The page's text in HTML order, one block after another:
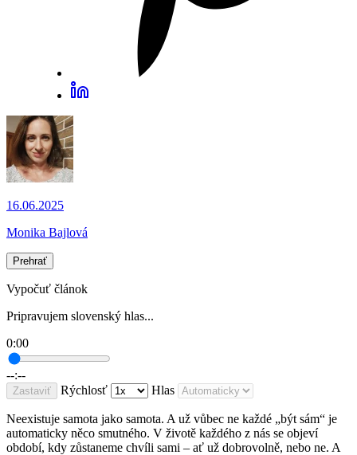
16.06.2025
Monika Bajlová
Prehrať
Vypočuť článok
Pripravujem slovenský hlas...
0:00
--:--
Zastaviť Rýchlosť Hlas
Neexistuje samota jako samota. A už vůbec ne každé „být sám“ je
automaticky něco smutného. V životě každého z nás se objeví
období, kdy zůstaneme chvíli sami – ať už dobrovolně, nebo ne. A